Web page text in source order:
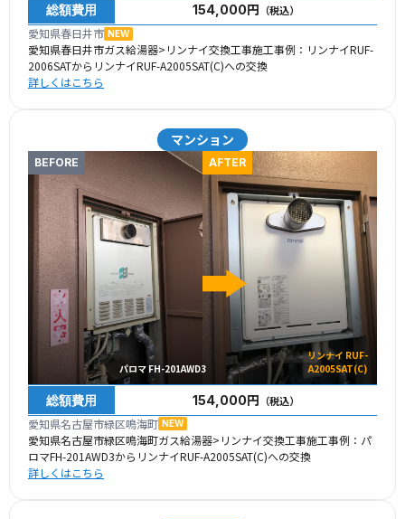
総額費用 154,000円 （税込）
愛知県春日井市 NEW
愛知県春日井市ガス給湯器>リンナイ交換工事施工事例：リンナイRUF-
2006SATからリンナイRUF-A2005SAT(C)への交換
詳しくはこちら
マンション
BEFORE
パロマ FH-201AWD3
AFTER
リンナイ RUF-
A2005SAT(C)
総額費用 154,000円 （税込）
愛知県名古屋市緑区鳴海町 NEW
愛知県名古屋市緑区鳴海町ガス給湯器>リンナイ交換工事施工事例：パ
ロマFH-201AWD3からリンナイRUF-A2005SAT(C)への交換
詳しくはこちら